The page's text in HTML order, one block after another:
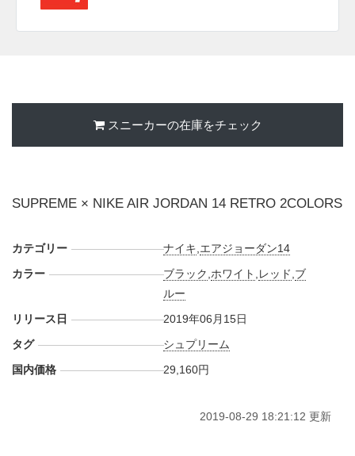
スニーカーの在庫をチェック
SUPREME × NIKE AIR JORDAN 14 RETRO 2COLORS
カテゴリー ナイキ エアジョーダン14
カラー
ブラック ホワイト レッド ブ
ルー
リリース日
2019年06月15日
タグ
シュプリーム
国内価格
29,160円
2019-08-29 18:21:12 更新